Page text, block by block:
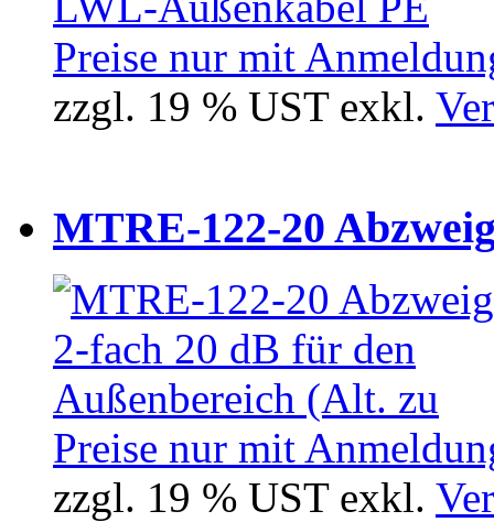
Preise nur mit
zzgl. 19 % UST exkl.
MTRE-122-20
Preise nur mit
zzgl. 19 % UST exkl.